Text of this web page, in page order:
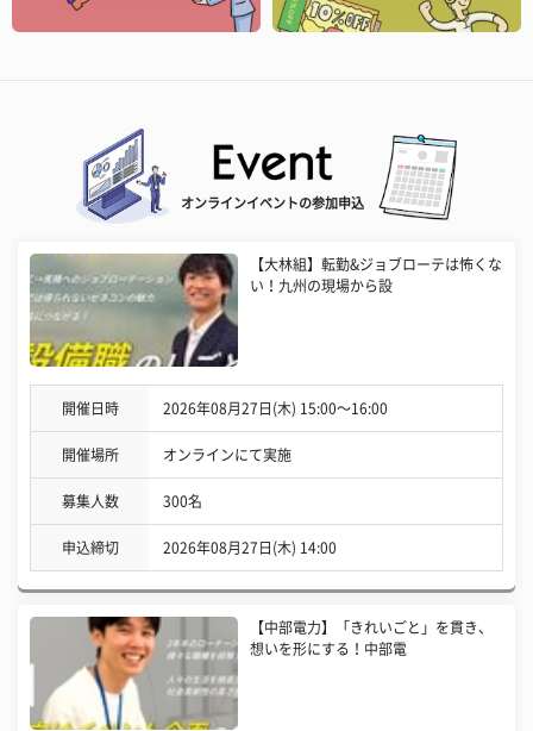
オンラインイベントの参加申込
【大林組】転勤&ジョブローテは怖くな
い！九州の現場から設
開催日時 2026年08月27日(木) 15:00〜16:00
開催場所 オンラインにて実施
募集人数 300名
申込締切 2026年08月27日(木) 14:00
【中部電力】「きれいごと」を貫き、
想いを形にする！中部電